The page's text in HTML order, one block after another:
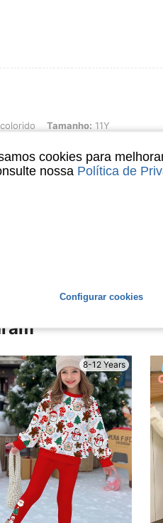
Tamanho: 11YTamanho: 11Y
8-12 Years
cookies para
nossa Política de
Configurar cookies